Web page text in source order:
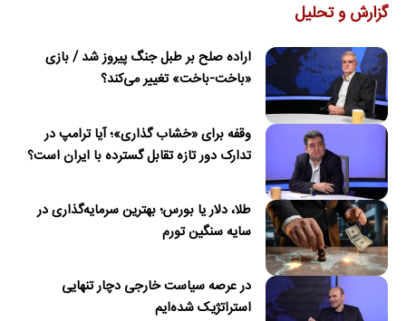
گزارش و تحلیل
اراده صلح بر طبل جنگ پیروز شد / بازی
«باخت-باخت» تغییر می‌کند؟
وقفه برای «خشاب گذاری»؛ آیا ترامپ در
تدارک دور تازه تقابل گسترده با ایران است؟
طلا، دلار یا بورس؛ بهترین سرمایه‌گذاری در
سایه سنگین تورم
در عرصه سیاست خارجی دچار تنهایی
استراتژیک شده‌ایم